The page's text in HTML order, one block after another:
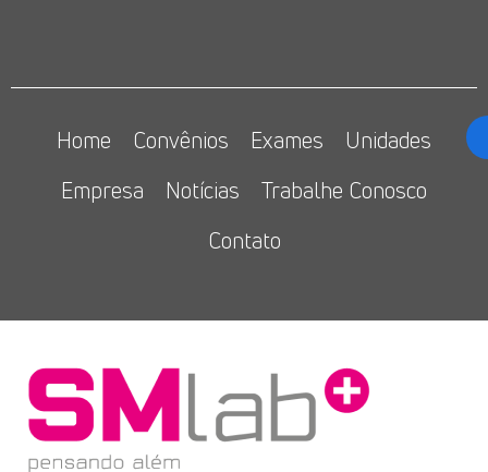
Home Convênios Exames
Unidades
Empresa
Notícias
Trabalhe Conosco
Contato